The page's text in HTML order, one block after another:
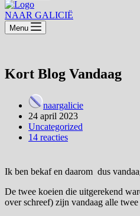
NAAR GALICIË
Menu
Kort Blog Vandaag
naargalicie
24 april 2023
Uncategorized
14 reacties
Ik ben bekaf en daarom dus
De twee koeien die uitgerekend
over schreef) zijn vandaag alle